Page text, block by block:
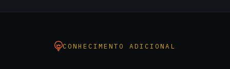
técnica de instalação para municípios do interior da Paraíba,
CONHECIMENTO ADICIONAL